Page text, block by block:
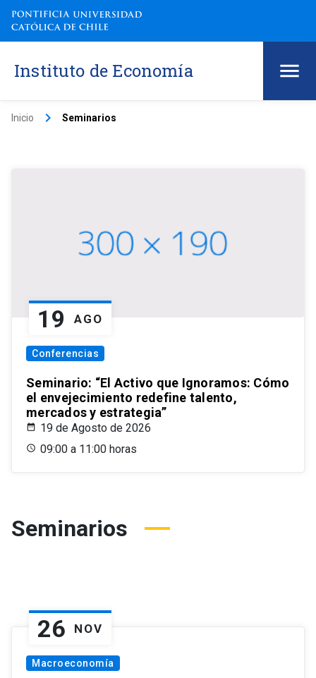
Instituto de Economía
Inicio keyboard_arrow_right Seminarios
19 AGO
Conferencias
Seminario: “El Activo que Ignoramos: Cómo
el envejecimiento redefine talento,
mercados y estrategia”
19 de Agosto de 2026
09:00 a 11:00 horas
Seminarios
26 NOV
Macroeconomía